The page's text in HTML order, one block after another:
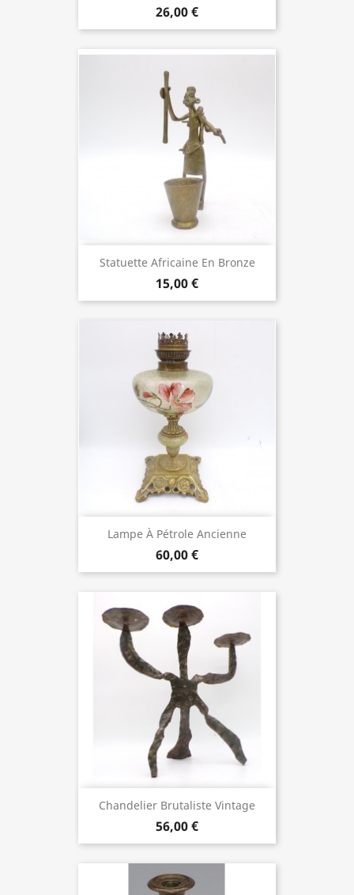
26,00 €
Statuette Africaine En Bronze
15,00 €
Lampe À Pétrole Ancienne
60,00 €
Chandelier Brutaliste Vintage
56,00 €